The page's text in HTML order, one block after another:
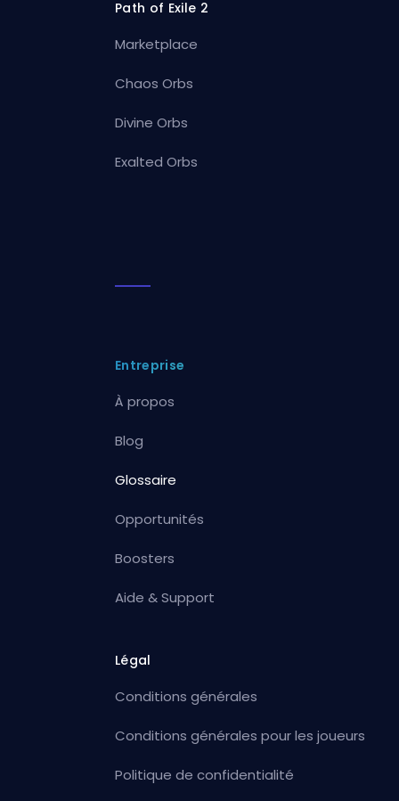
Path of Exile 2
Marketplace
Chaos Orbs
Divine Orbs
Exalted Orbs
Entreprise
À propos
Blog
Glossaire
Opportunités
Boosters
Aide & Support
Légal
Conditions générales
Conditions générales pour les joueurs
Politique de confidentialité